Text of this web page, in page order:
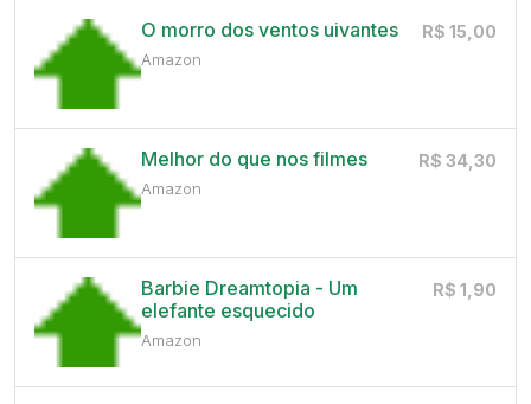
O morro dos ventos uivantes
Amazon
R$ 15,00
Melhor do que nos filmes
Amazon
R$ 34,30
Barbie Dreamtopia - Um
elefante esquecido
Amazon
R$ 1,90